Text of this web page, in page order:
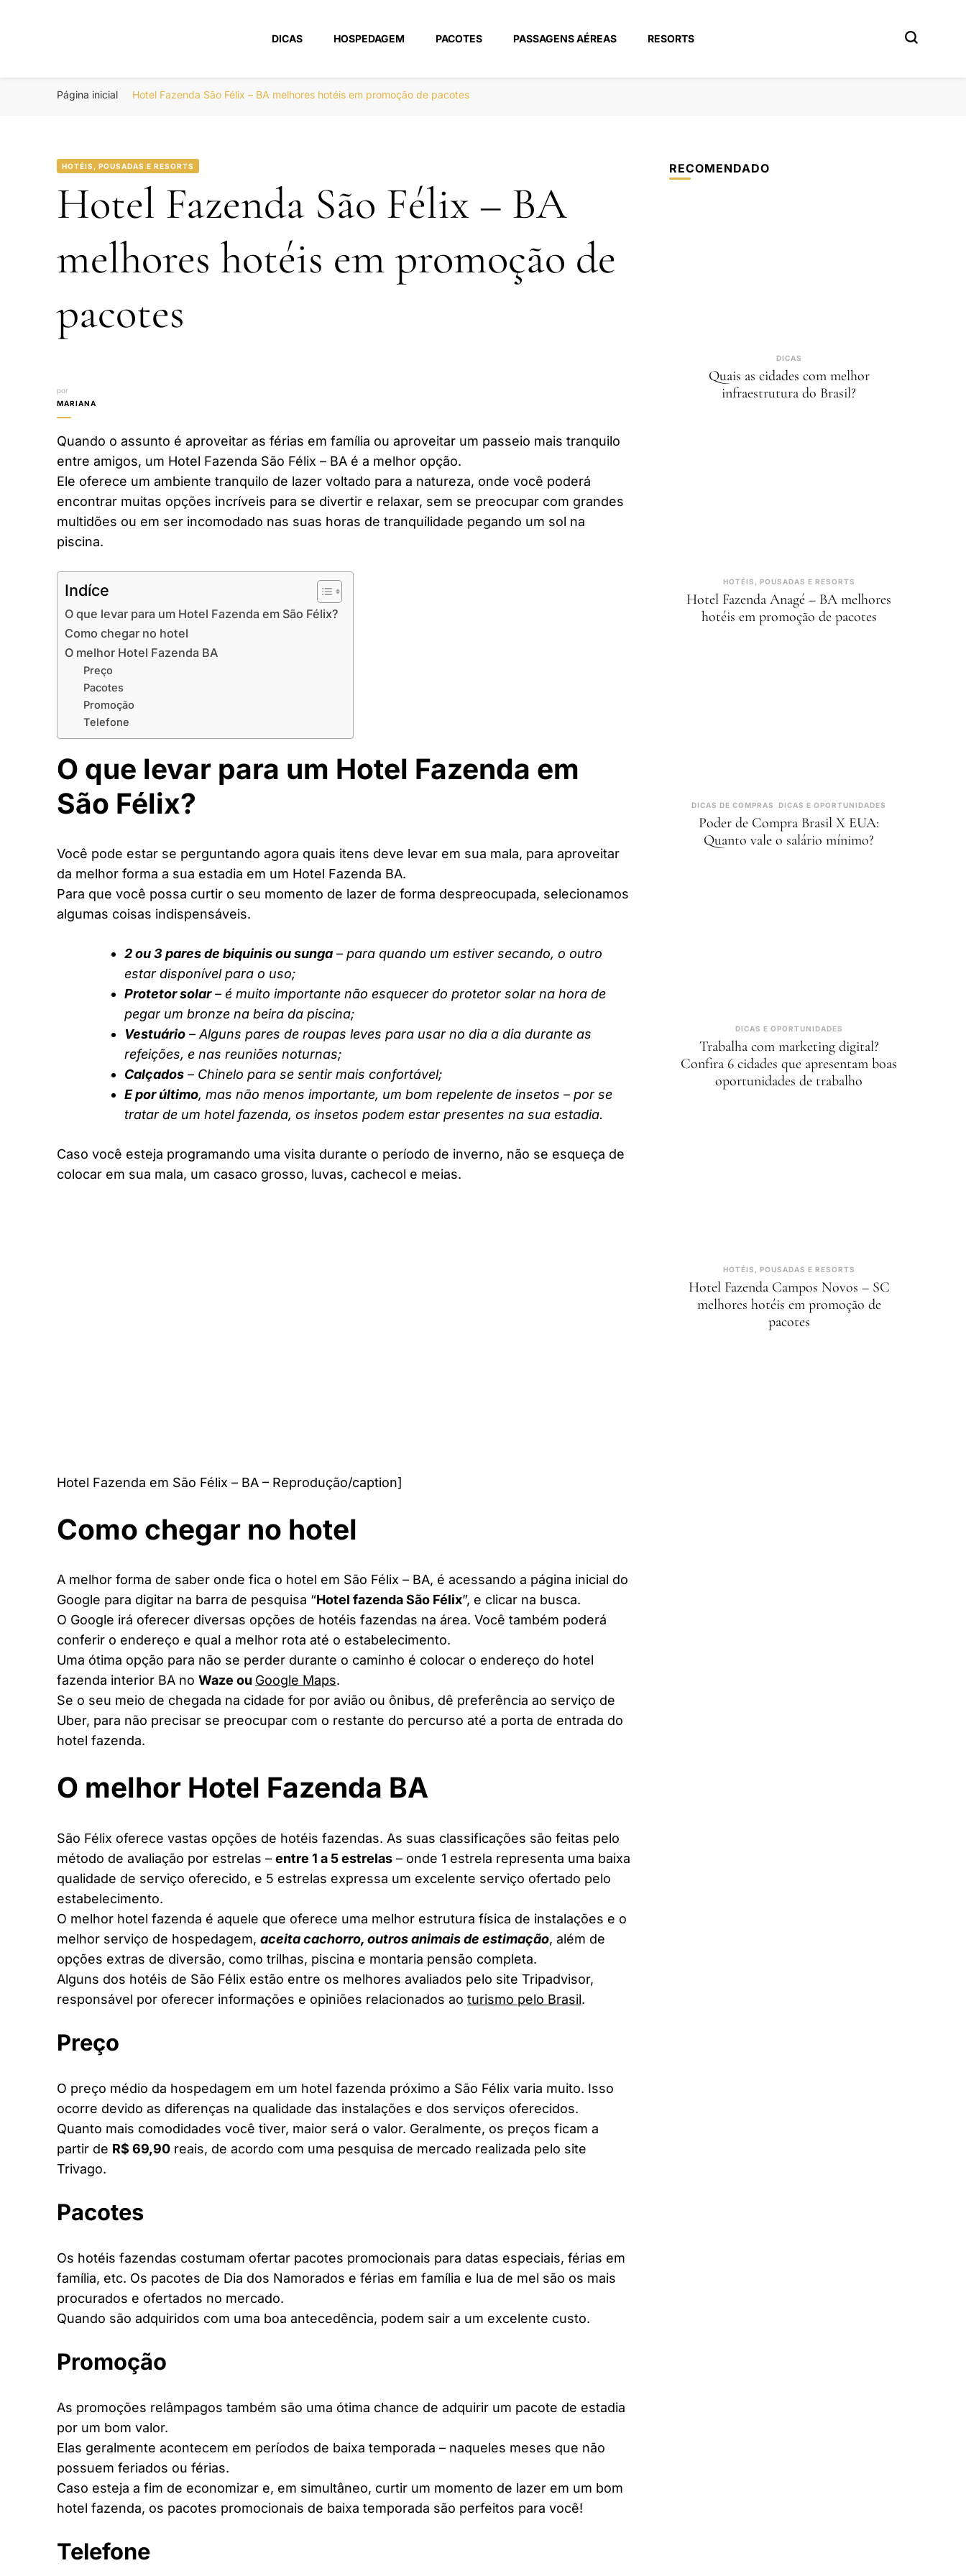
Portal Boa Viagem
DICAS HOSPEDAGEM PACOTES PASSAGENS AÉREAS RESORTS
Página inicial Hotel Fazenda São Félix – BA melhores hotéis em promoção de pacotes
HOTÉIS, POUSADAS E RESORTS
Hotel Fazenda São Félix – BA
melhores hotéis em promoção de
pacotes
por
MARIANA
Quando o assunto é aproveitar as férias em família ou aproveitar um passeio mais tranquilo
entre amigos, um Hotel Fazenda São Félix – BA é a melhor opção.
Ele oferece um ambiente tranquilo de lazer voltado para a natureza, onde você poderá
encontrar muitas opções incríveis para se divertir e relaxar, sem se preocupar com grandes
multidões ou em ser incomodado nas suas horas de tranquilidade pegando um sol na
piscina.
Indíce
O que levar para um Hotel Fazenda em São Félix?
Como chegar no hotel
O melhor Hotel Fazenda BA
Preço
Pacotes
Promoção
Telefone
O que levar para um Hotel Fazenda em
São Félix?
Você pode estar se perguntando agora quais itens deve levar em sua mala, para aproveitar
da melhor forma a sua estadia em um Hotel Fazenda BA.
Para que você possa curtir o seu momento de lazer de forma despreocupada, selecionamos
algumas coisas indispensáveis.
2 ou 3 pares de biquinis ou sunga – para quando um estiver secando, o outro
estar disponível para o uso;
Protetor solar– é muito importante não esquecer do protetor solar na hora de
pegar um bronze na beira da piscina;
Vestuário – Alguns pares de roupas leves para usar no dia a dia durante as
refeições, e nas reuniões noturnas;
Calçados – Chinelo para se sentir mais confortável;
E por último, mas não menos importante, um bom repelente de insetos – por se
tratar de um hotel fazenda, os insetos podem estar presentes na sua estadia.
Caso você esteja programando uma visita durante o período de inverno, não se esqueça de
colocar em sua mala, um casaco grosso, luvas, cachecol e meias.
Hotel Fazenda em São Félix – BA – Reprodução/caption]
Como chegar no hotel
A melhor forma de saber onde fica o hotel em São Félix – BA, é acessando a página inicial do
Google para digitar na barra de pesquisa “Hotel fazenda São Félix”, e clicar na busca.
O Google irá oferecer diversas opções de hotéis fazendas na área. Você também poderá
conferir o endereço e qual a melhor rota até o estabelecimento.
Uma ótima opção para não se perder durante o caminho é colocar o endereço do hotel
fazenda interior BA no Waze ou Google Maps.
Se o seu meio de chegada na cidade for por avião ou ônibus, dê preferência ao serviço de
Uber, para não precisar se preocupar com o restante do percurso até a porta de entrada do
hotel fazenda.
O melhor Hotel Fazenda BA
São Félix oferece vastas opções de hotéis fazendas. As suas classificações são feitas pelo
método de avaliação por estrelas – entre 1 a 5 estrelas – onde 1 estrela representa uma baixa
qualidade de serviço oferecido, e 5 estrelas expressa um excelente serviço ofertado pelo
estabelecimento.
O melhor hotel fazenda é aquele que oferece uma melhor estrutura física de instalações e o
melhor serviço de hospedagem, aceita cachorro, outros animais de estimação, além de
opções extras de diversão, como trilhas, piscina e montaria pensão completa.
Alguns dos hotéis de São Félix estão entre os melhores avaliados pelo site Tripadvisor,
responsável por oferecer informações e opiniões relacionados ao turismo pelo Brasil.
Preço
O preço médio da hospedagem em um hotel fazenda próximo a São Félix varia muito. Isso
ocorre devido as diferenças na qualidade das instalações e dos serviços oferecidos.
Quanto mais comodidades você tiver, maior será o valor. Geralmente, os preços ficam a
partir de R$ 69,90 reais, de acordo com uma pesquisa de mercado realizada pelo site
Trivago.
Pacotes
Os hotéis fazendas costumam ofertar pacotes promocionais para datas especiais, férias em
família, etc. Os pacotes de Dia dos Namorados e férias em família e lua de mel são os mais
procurados e ofertados no mercado.
Quando são adquiridos com uma boa antecedência, podem sair a um excelente custo.
Promoção
As promoções relâmpagos também são uma ótima chance de adquirir um pacote de estadia
por um bom valor.
Elas geralmente acontecem em períodos de baixa temporada – naqueles meses que não
possuem feriados ou férias.
Caso esteja a fim de economizar e, em simultâneo, curtir um momento de lazer em um bom
hotel fazenda, os pacotes promocionais de baixa temporada são perfeitos para você!
Telefone
RECOMENDADO
DICAS
Quais as cidades com melhor
infraestrutura do Brasil?
HOTÉIS, POUSADAS E RESORTS
Hotel Fazenda Anagé – BA melhores
hotéis em promoção de pacotes
DICAS DE COMPRAS DICAS E OPORTUNIDADES
Poder de Compra Brasil X EUA:
Quanto vale o salário mínimo?
DICAS E OPORTUNIDADES
Trabalha com marketing digital?
Confira 6 cidades que apresentam boas
oportunidades de trabalho
HOTÉIS, POUSADAS E RESORTS
Hotel Fazenda Campos Novos – SC
melhores hotéis em promoção de
pacotes